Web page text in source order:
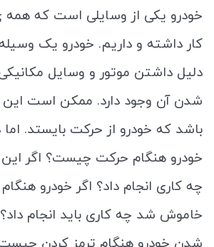
خودرو یکی از وسایلی است که همه
کار داشته و داریم. خودرو یک
دلیل داشتن موتور و وسایل
شدن آن وجود دارد. ممکن است این
باشد که خودرو از حرکت بایستد.
خودرو هنگام حرکت چیست؟ اگر این
چه کاری انجام داد؟ اگر خودرو
خاموش شد چه کاری باید انجام